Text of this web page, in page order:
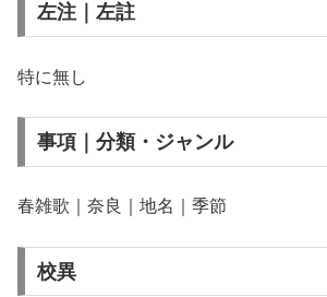
左注｜左註
特に無し
事項｜分類・ジャンル
春雑歌｜奈良｜地名｜季節
校異